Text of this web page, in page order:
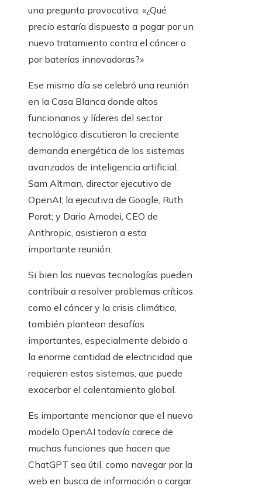
una pregunta provocativa: «¿Qué
precio estaría dispuesto a pagar por un
nuevo tratamiento contra el cáncer o
por baterías innovadoras?»
Ese mismo día se celebró una reunión
en la Casa Blanca donde altos
funcionarios y líderes del sector
tecnológico discutieron la creciente
demanda energética de los sistemas
avanzados de inteligencia artificial.
Sam Altman, director ejecutivo de
OpenAI; la ejecutiva de Google, Ruth
Porat; y Dario Amodei, CEO de
Anthropic, asistieron a esta
importante reunión.
Si bien las nuevas tecnologías pueden
contribuir a resolver problemas críticos
como el cáncer y la crisis climática,
también plantean desafíos
importantes, especialmente debido a
la enorme cantidad de electricidad que
requieren estos sistemas, que puede
exacerbar el calentamiento global.
Es importante mencionar que el nuevo
modelo OpenAI todavía carece de
muchas funciones que hacen que
ChatGPT sea útil, como navegar por la
web en busca de información o cargar